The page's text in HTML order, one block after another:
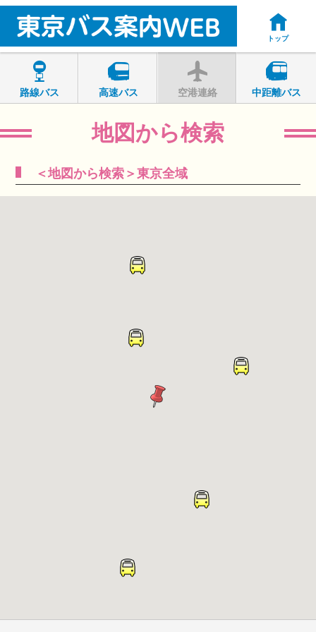
トップ
路線バス 高速バス 空港連絡 中距離バス
地図から検索
＜地図から検索＞東京全域